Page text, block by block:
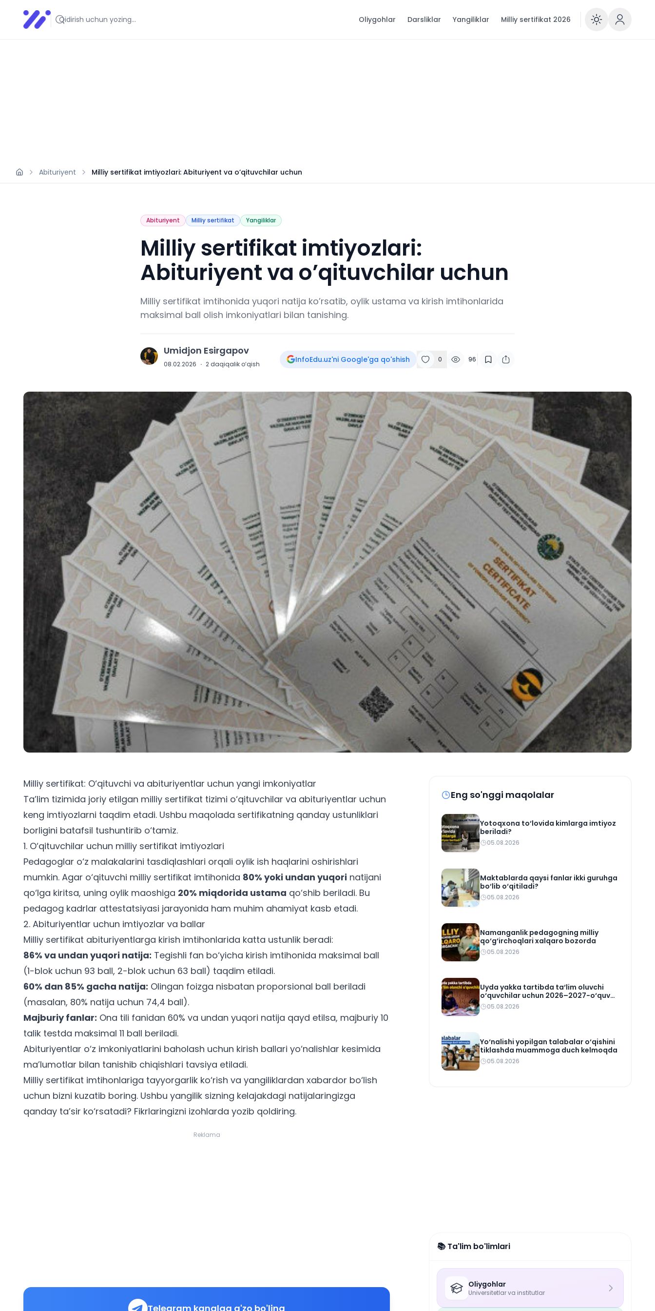
Infoedu
Ta&#039;lim xabarlari va yangiliklari Oliygohlar Darsliklar Yangiliklar Milliy sertifikat 2026
Abituriyent Milliy sertifikat imtiyozlari: Abituriyent va o’qituvchilar uchun
Abituriyent Milliy sertifikat Yangiliklar
Milliy sertifikat imtiyozlari:
Abituriyent va o’qituvchilar uchun
Milliy sertifikat imtihonida yuqori natija ko’rsatib, oylik ustama va kirish imtihonlarida
maksimal ball olish imkoniyatlari bilan tanishing.
U Umidjon Esirgapov
08.02.2026 · 2 daqiqalik o‘qish InfoEdu.uz'ni Google'ga qo'shish 0 96
Milliy sertifikat: O‘qituvchi va abituriyentlar uchun yangi imkoniyatlar
Ta’lim tizimida joriy etilgan milliy sertifikat tizimi o‘qituvchilar va abituriyentlar uchun
keng imtiyozlarni taqdim etadi. Ushbu maqolada sertifikatning qanday ustunliklari
borligini batafsil tushuntirib o‘tamiz.
1. O‘qituvchilar uchun milliy sertifikat imtiyozlari
Pedagoglar o‘z malakalarini tasdiqlashlari orqali oylik ish haqlarini oshirishlari
mumkin. Agar o‘qituvchi milliy sertifikat imtihonida 80% yoki undan yuqori natijani
qo‘lga kiritsa, uning oylik maoshiga 20% miqdorida ustama qo‘shib beriladi. Bu
pedagog kadrlar attestatsiyasi jarayonida ham muhim ahamiyat kasb etadi.
2. Abituriyentlar uchun imtiyozlar va ballar
Milliy sertifikat abituriyentlarga kirish imtihonlarida katta ustunlik beradi:
86% va undan yuqori natija: Tegishli fan bo‘yicha kirish imtihonida maksimal ball
(1-blok uchun 93 ball, 2-blok uchun 63 ball) taqdim etiladi.
60% dan 85% gacha natija: Olingan foizga nisbatan proporsional ball beriladi
(masalan, 80% natija uchun 74,4 ball).
Majburiy fanlar: Ona tili fanidan 60% va undan yuqori natija qayd etilsa, majburiy 10
talik testda maksimal 11 ball beriladi.
Abituriyentlar o‘z imkoniyatlarini baholash uchun kirish ballari yo‘nalishlar kesimida
ma’lumotlar bilan tanishib chiqishlari tavsiya etiladi.
Milliy sertifikat imtihonlariga tayyorgarlik ko‘rish va yangiliklardan xabardor bo‘lish
uchun bizni kuzatib boring. Ushbu yangilik sizning kelajakdagi natijalaringizga
qanday ta’sir ko‘rsatadi? Fikrlaringizni izohlarda yozib qoldiring.
Reklama
Telegram kanalga a'zo bo'ling
Eng so'nggi maqolalar
Yotoqxona to‘lovida kimlarga imtiyoz
beriladi?
05.08.2026
Maktablarda qaysi fanlar ikki guruhga
bo‘lib o‘qitiladi?
05.08.2026
Namanganlik pedagogning milliy
qo‘g‘irchoqlari xalqaro bozorda
05.08.2026
Uyda yakka tartibda ta‘lim oluvchi
o‘quvchilar uchun 2026–2027-o‘quv
rejasi tasdiqlandi
05.08.2026
Yo‘nalishi yopilgan talabalar o‘qishini
tiklashda muammoga duch kelmoqda
05.08.2026
📚 Ta'lim bo'limlari
Oliygohlar
Universitetlar va institutlar